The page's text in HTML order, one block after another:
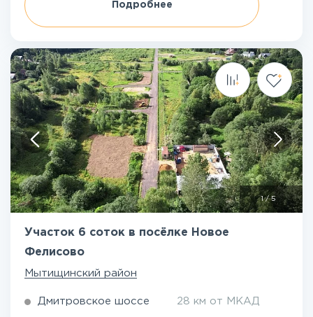
Подробнее
1/5
Участок 6 соток в посёлке Новое
Фелисово
Мытищинский район
Дмитровское шоссе 28 км от МКАД